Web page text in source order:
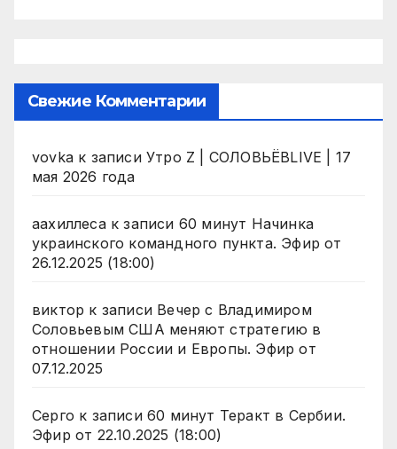
Свежие Комментарии
vovka к записи Утро Z | СОЛОВЬЁВLIVE | 17
мая 2026 года
аахиллесак записи 60 минут Начинка
украинского командного пункта. Эфир от
26.12.2025 (18:00)
виктор к записи Вечер с Владимиром
Соловьевым США меняют стратегию в
отношении России и Европы. Эфир от
07.12.2025
Серго к записи 60 минут Теракт в Сербии.
Эфир от 22.10.2025 (18:00)